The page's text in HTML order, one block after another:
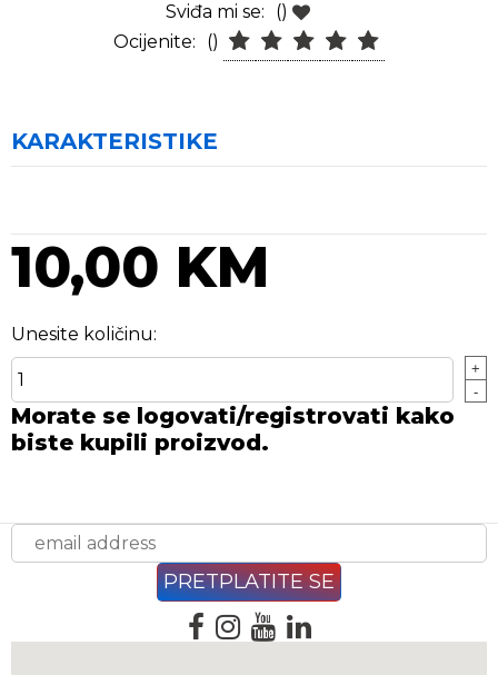
Sviđa mi se:
()
Ocijenite:
()
KARAKTERISTIKE
10,00 KM
Unesite količinu:
+
-
Morate se logovati/registrovati kako
biste kupili proizvod.